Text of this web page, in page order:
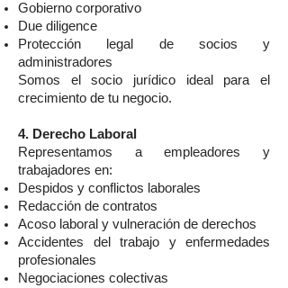
Gobierno corporativo
Due diligence
Protección legal de socios y
administradores
Somos el socio jurídico ideal para el
crecimiento de tu negocio.
4. Derecho Laboral
Representamos a empleadores y
trabajadores en:
Despidos y conflictos laborales
Redacción de contratos
Acoso laboral y vulneración de derechos
Accidentes del trabajo y enfermedades
profesionales
Negociaciones colectivas